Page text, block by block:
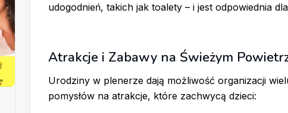
udogodnień, takich jak toalety – i jest odpowiednia
Atrakcje i Zabawy na Świeżym
Urodziny w plenerze dają możliwość organizacji
pomysłów na atrakcje, które zachwycą dzieci: